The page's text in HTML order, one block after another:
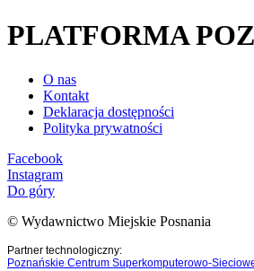
PLATFORMA
O nas
Kontakt
Deklaracja dostępności
Polityka prywatności
Facebook
Instagram
Do góry
© Wydawnictwo Miejskie Posnania
Partner technologiczny:
Poznańskie Centrum Superkomputerowo-